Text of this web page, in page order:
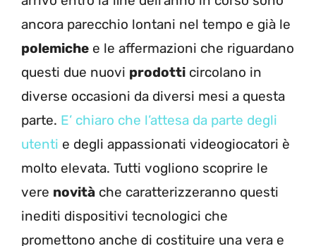
ancora parecchio lontani nel tempo e già le
polemiche e le affermazioni che riguardano
questi due nuovi prodotti circolano in
diverse occasioni da diversi mesi a questa
parte. E’ chiaro che l’attesa da parte degli
utenti e degli appassionati videogiocatori è
molto elevata. Tutti vogliono scoprire le
vere novità che caratterizzeranno questi
inediti dispositivi tecnologici che
promettono anche di costituire una vera e